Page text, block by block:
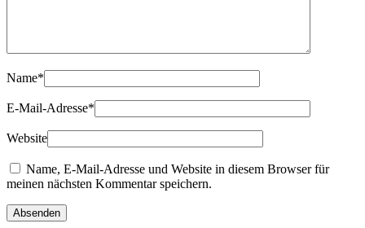
Name*
E-Mail-Adresse*
Website
Name, E-Mail-Adresse und Website in diesem Browser für
meinen nächsten Kommentar speichern.